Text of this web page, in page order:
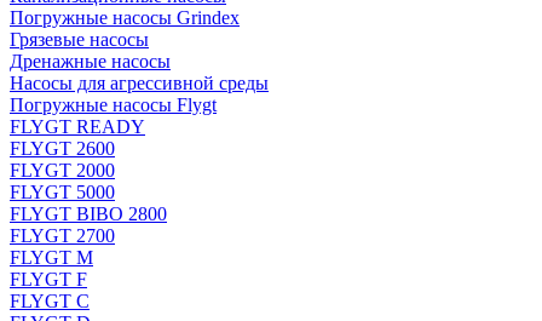
Погружные насосы Grindex
Грязевые насосы
Дренажные насосы
Насосы для агрессивной среды
Погружные насосы Flygt
FLYGT READY
FLYGT 2600
FLYGT 2000
FLYGT 5000
FLYGT BIBO 2800
FLYGT 2700
FLYGT M
FLYGT F
FLYGT C